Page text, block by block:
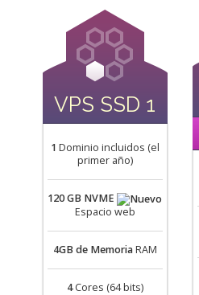
VPS SSD 1
1 Dominio incluidos (el
primer año)
120 GB NVME
Espacio web
4GB de MemoriaRAM
4Cores (64 bits)